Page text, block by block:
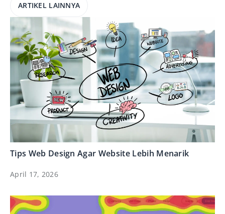
ARTIKEL LAINNYA
Tips Web Design Agar Website Lebih Menarik
April 17, 2026